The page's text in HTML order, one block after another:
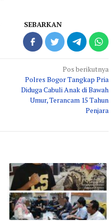
SEBARKAN
Pos berikutnya
Polres Bogor Tangkap Pria
Diduga Cabuli Anak di Bawah
Umur, Terancam 15 Tahun
Penjara